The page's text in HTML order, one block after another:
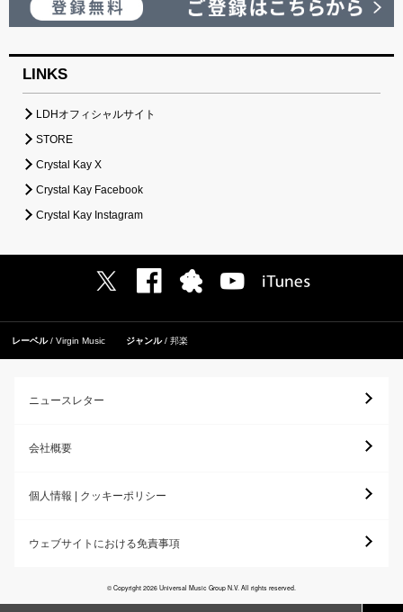
LINKS
LDHオフィシャルサイト
STORE
Crystal Kay X
Crystal Kay Facebook
Crystal Kay Instagram
レーベル Virgin Music ジャンル 邦楽
ニュースレター
会社概要
個人情報 | クッキーポリシー
ウェブサイトにおける免責事項
© Copyright 2026 Universal Music Group N.V. All rights reserved.